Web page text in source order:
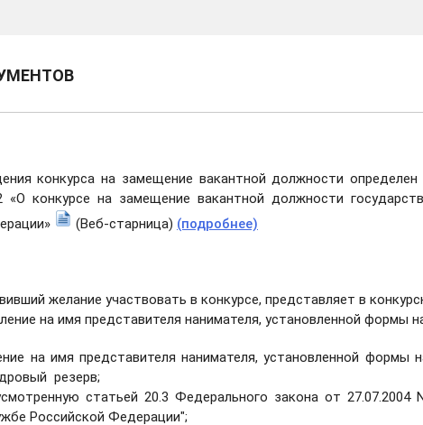
конкурса на замещение вакантной должности
«О конкурсе на замещение вакантной должности
(Веб-старница) (подробнее)
желание участвовать в конкурсе, представляет в
на имя представителя нанимателя, установленной формы
на имя представителя нанимателя, установленной
резерв;
статьей 20.3 Федерального закона от 27.07.2004
Российской Федерации";